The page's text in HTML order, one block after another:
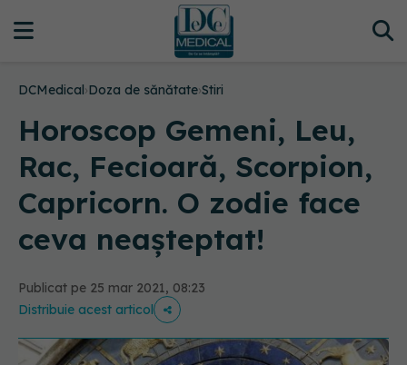
DCMedical›Doza de sănătate›Stiri
Horoscop Gemeni, Leu,
Rac, Fecioară, Scorpion,
Capricorn. O zodie face
ceva neașteptat!
Publicat pe 25 mar 2021, 08:23
Distribuie acest articol